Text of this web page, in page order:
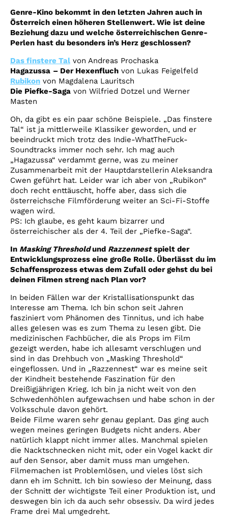
Genre-Kino bekommt in den letzten Jahren auch in
Österreich einen höheren Stellenwert. Wie ist deine
Beziehung dazu und welche österreichischen Genre-
Perlen hast du besonders in’s Herz geschlossen?
Das finstere Tal von Andreas Prochaska
Hagazussa – Der Hexenfluch von Lukas Feigelfeld
Rubikon von Magdalena Lauritsch
Die Piefke-Saga von Wilfried Dotzel und Werner
Masten
Oh, da gibt es ein paar schöne Beispiele. „Das finstere
Tal“ ist ja mittlerweile Klassiker geworden, und er
beeindruckt mich trotz des Indie-WhatTheFuck-
Soundtracks immer noch sehr. Ich mag auch
„Hagazussa“ verdammt gerne, was zu meiner
Zusammenarbeit mit der Hauptdarstellerin Aleksandra
Cwen geführt hat. Leider war ich aber von „Rubikon“
doch recht enttäuscht, hoffe aber, dass sich die
österreichsche Filmförderung weiter an Sci-Fi-Stoffe
wagen wird.
PS: Ich glaube, es geht kaum bizarrer und
österreichischer als der 4. Teil der „Piefke-Saga“.
In Masking Thresholdund Razzennestspielt der
Entwicklungsprozess eine große Rolle. Überlässt du im
Schaffensprozess etwas dem Zufall oder gehst du bei
deinen Filmen streng nach Plan vor?
In beiden Fällen war der Kristallisationspunkt das
Interesse am Thema. Ich bin schon seit Jahren
fasziniert vom Phänomen des Tinnitus, und ich habe
alles gelesen was es zum Thema zu lesen gibt. Die
medizinischen Fachbücher, die als Props im Film
gezeigt werden, habe ich allesamt verschlugen und
sind in das Drehbuch von „Masking Threshold“
eingeflossen. Und in „Razzennest“ war es meine seit
der Kindheit bestehende Faszination für den
Dreißigjährigen Krieg. Ich bin ja nicht weit von den
Schwedenhöhlen aufgewachsen und habe schon in der
Volksschule davon gehört.
Beide Filme waren sehr genau geplant. Das ging auch
wegen meines geringen Budgets nicht anders. Aber
natürlich klappt nicht immer alles. Manchmal spielen
die Nacktschnecken nicht mit, oder ein Vogel kackt dir
auf den Sensor, aber damit muss man umgehen.
Filmemachen ist Problemlösen, und vieles löst sich
dann eh im Schnitt. Ich bin sowieso der Meinung, dass
der Schnitt der wichtigste Teil einer Produktion ist, und
deswegen bin ich da auch sehr obsessiv. Da wird jedes
Frame drei Mal umgedreht.